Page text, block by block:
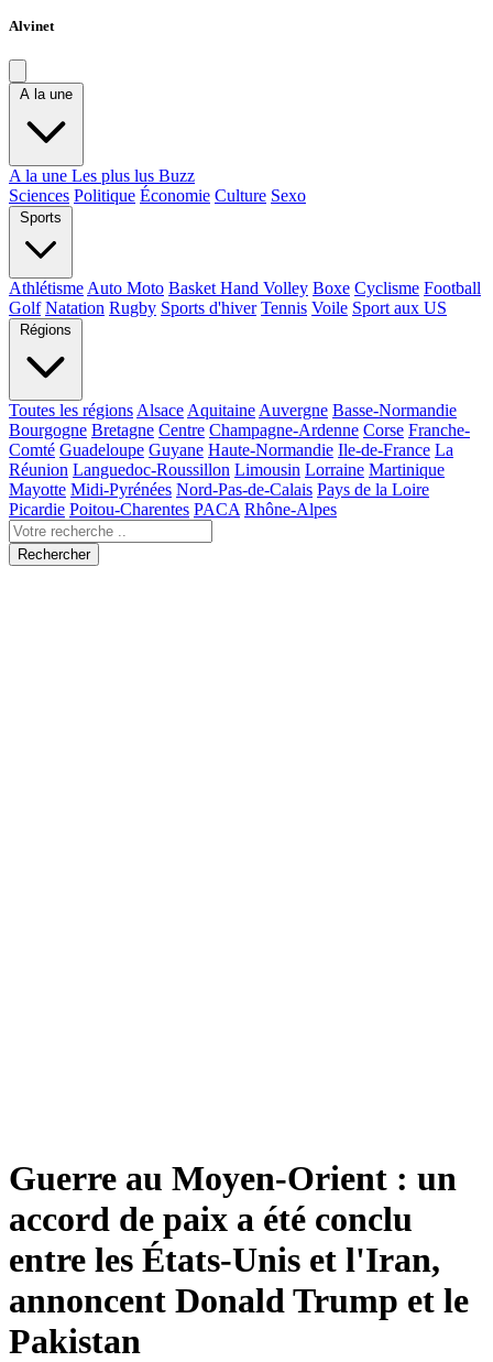
Alvinet
A la une
A la une Les plus lus Buzz
Sciences Politique Économie Culture Sexo
Sports
Athlétisme Auto Moto Basket Hand Volley Boxe Cyclisme Football
Golf Natation Rugby Sports d'hiver Tennis Voile Sport aux US
Régions
Toutes les régions Alsace Aquitaine Auvergne Basse-Normandie
Bourgogne Bretagne Centre Champagne-Ardenne Corse Franche-
Comté Guadeloupe Guyane Haute-Normandie Ile-de-France La
Réunion Languedoc-Roussillon Limousin Lorraine Martinique
Mayotte Midi-Pyrénées Nord-Pas-de-Calais Pays de la Loire
Picardie Poitou-Charentes PACA Rhône-Alpes
Rechercher
Guerre au Moyen-Orient : un
accord de paix a été conclu
entre les États-Unis et l'Iran,
annoncent Donald Trump et le
Pakistan